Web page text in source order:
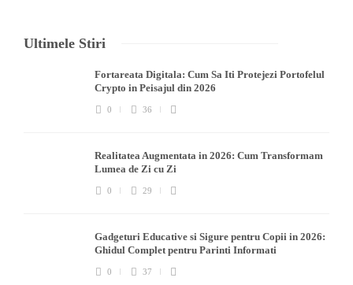
Ultimele Stiri
Fortareata Digitala: Cum Sa Iti Protejezi Portofelul
Crypto in Peisajul din 2026
0 36
Realitatea Augmentata in 2026: Cum Transformam
Lumea de Zi cu Zi
0 29
Gadgeturi Educative si Sigure pentru Copii in 2026:
Ghidul Complet pentru Parinti Informati
0 37